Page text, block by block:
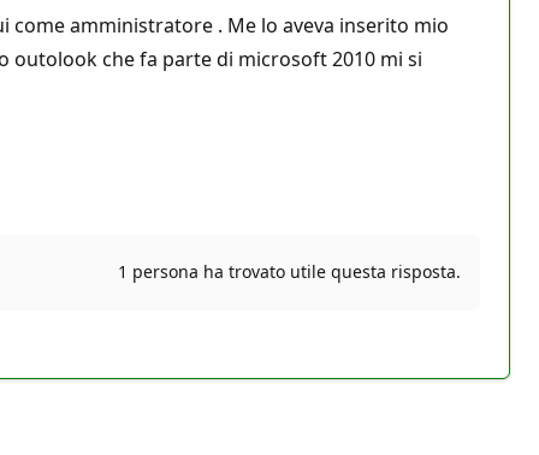
come amministratore . Me lo aveva inserito mio
che fa parte di microsoft 2010 mi si
1 persona ha trovato utile questa risposta.